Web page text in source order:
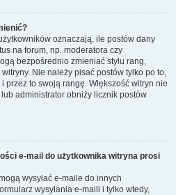
oznaczają, ile postów dany
na forum, np. moderatora czy
bezpośrednio zmieniać stylu rang,
Nie należy pisać postów tylko po to,
przez to swoją rangę. Większość witryn nie
administrator obniży licznik postów
e-mail do użytkownika witryna prosi
wysyłać e-maile do innych
wysyłania e-maili i tylko wtedy,